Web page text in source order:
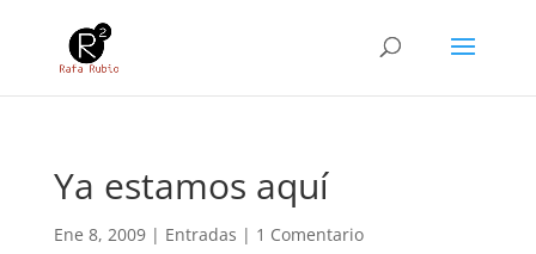
Ya estamos aquí
Ene 8, 2009| Entradas | 1 Comentario